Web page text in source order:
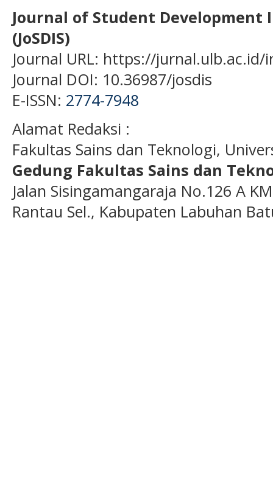
Journal of Student Development
(JoSDIS)
Journal URL: https://jurnal.ulb.ac.id/
Journal DOI: 10.36987/josdis
E-ISSN: 2774-7948
Alamat Redaksi :
Fakultas Sains dan Teknologi,
Gedung Fakultas Sains dan
Jalan Sisingamangaraja No.126 A
Rantau Sel., Kabupaten Labuhan